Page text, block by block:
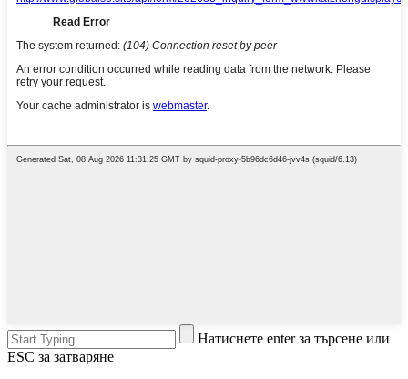
Натиснете enter за търсене или
ESC за затваряне